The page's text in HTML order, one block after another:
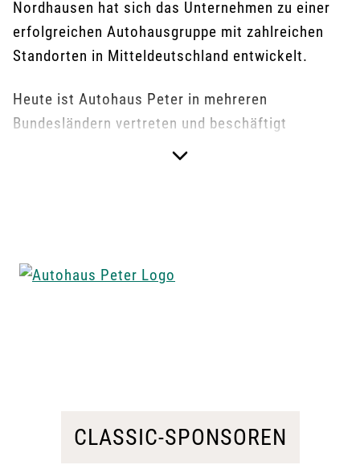
Nordhausen hat sich das Unternehmen zu einer
erfolgreichen Autohausgruppe mit zahlreichen
Standorten in Mitteldeutschland entwickelt.
Heute ist Autohaus Peter in mehreren
Bundesländern vertreten und beschäftigt
hunderte Mitarbeiterinnen und Mitarbeiter. Mit
aus einer Hand.
CLASSIC-SPONSOREN